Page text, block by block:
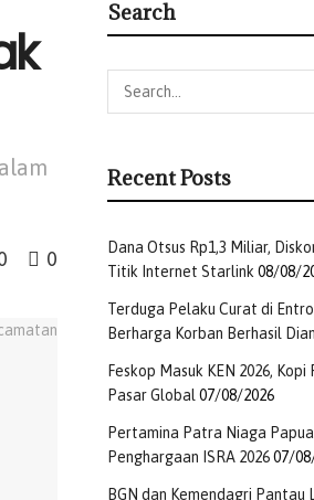
0
Search
Recent Posts
Dana Otsus Rp1,3 Miliar,
Titik Internet Starlink 08/08/
Terduga Pelaku Curat di
Berharga Korban Berhasil
Feskop Masuk KEN 2026,
Pasar Global 07/08/2026
Pertamina Patra Niaga
Penghargaan ISRA 202607/
BGN dan Kemendagri Pantau